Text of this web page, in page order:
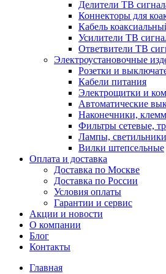
Делители ТВ
Коннекторы для
Кабель
Усилители ТВ
Ответвители ТВ
Электроустановочные
Розетки и
Кабели питания
Электрощитки и
Автоматические
Наконечники,
Фильтры сетевые,
Лампы, светильники
Вилки штепсельные
Оплата и доставка
Доставка по Москве
Доставка по России
Условия оплаты
Гарантии и сервис
Акции и новости
О компании
Блог
Контакты
Главная